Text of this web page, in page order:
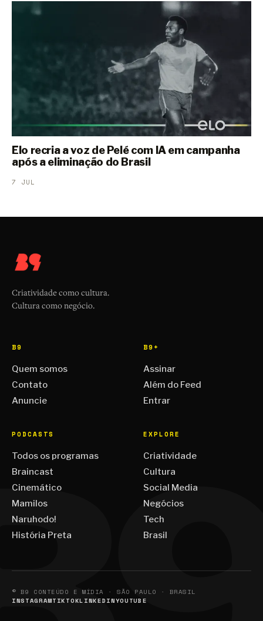
Elo recria a voz de Pelé com IA em campanha
após a eliminação do Brasil
7 JUL
Criatividade como cultura.
Cultura como negócio.
B9
Quem somos
Contato
Anuncie
B9+
Assinar
Além do Feed
Entrar
PODCASTS
Todos os programas
Braincast
Cinemático
Mamilos
Naruhodo!
História Preta
EXPLORE
Criatividade
Cultura
Social Media
Negócios
Tech
Brasil
© B9 CONTEÚDO E MÍDIA · SÃO PAULO · BRASIL
INSTAGRAMTIKTOKLINKEDINYOUTUBE